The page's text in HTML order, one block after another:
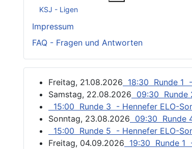
KSJ - Ligen
Impressum
FAQ - Fragen und Antworten
Freitag, 21.08.2026 18:30 Runde 1
Samstag, 22.08.2026 09:30 Runde
15:00 Runde 3 - Hennefer ELO-
Sonntag, 23.08.2026 09:30 Runde
15:00 Runde 5 - Hennefer ELO-
Freitag, 04.09.2026 19:30 Runde 1